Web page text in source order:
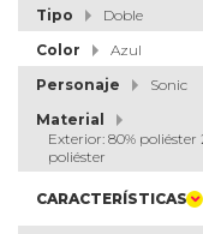
Tipo
Doble
Color
Azul
Personaje
Sonic
Material
Exterior: 80%
poliéster
CARACTERÍSTICAS